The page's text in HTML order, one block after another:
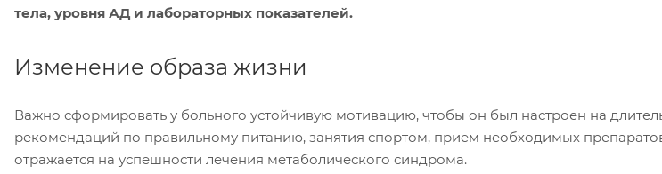
тела, уровня АД и лабораторных показателей.
Изменение образа жизни
Важно сформировать у больного устойчивую мотивацию, чтобы он был настроен на
рекомендаций по правильному питанию, занятия спортом, прием необходимых
отражается на успешности лечения метаболического синдрома.